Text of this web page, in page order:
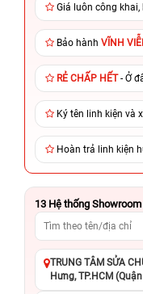
Giá luôn công
Bảo hành VĨNH
RẺ CHẤP HẾT- Ở
Ký tên linh kiện và
Hoàn trả linh kiện
13 Hệ thống Showroom
TRUNG TÂM SỬA
Hưng, TP.HCM